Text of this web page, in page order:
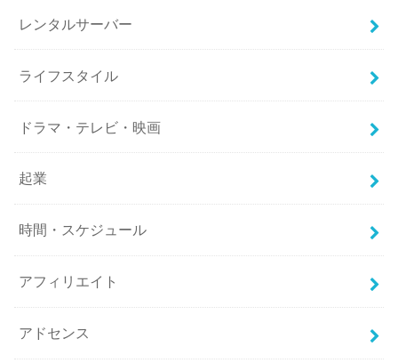
レンタルサーバー
ライフスタイル
ドラマ・テレビ・映画
起業
時間・スケジュール
アフィリエイト
アドセンス